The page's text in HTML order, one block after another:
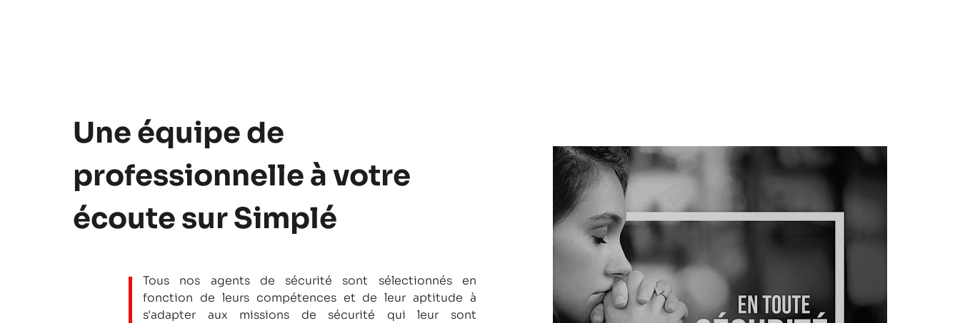
Une équipe de
professionnelle à votre
écoute sur Simplé
Tous nos agents de sécurité sont sélectionnés en
fonction de leurs compétences et de leur aptitude à
s'adapter aux missions de sécurité qui leur sont